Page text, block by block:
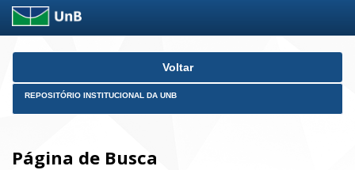
Skip
Voltar
REPOSITÓRIO INSTITUCIONAL DA UNB
Página de Busca